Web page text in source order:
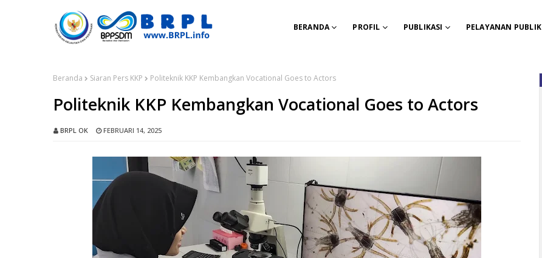
BERANDA PROFIL PUBLIKASI PELAYANAN PUBLIK
Beranda Siaran Pers KKP Politeknik KKP Kembangkan Vocational Goes to Actors
Politeknik KKP Kembangkan Vocational Goes to Actors
BRPL OK FEBRUARI 14, 2025